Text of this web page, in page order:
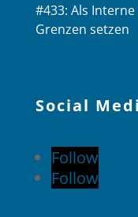
#433: Als
Grenzen setzen
Social
Follow
Follow